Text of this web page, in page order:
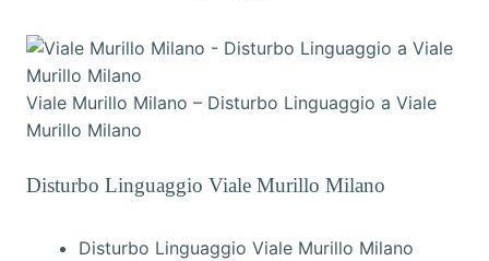
Viale Murillo Milano – Disturbo Linguaggio a Viale
Murillo Milano
Disturbo Linguaggio Viale Murillo Milano
Disturbo Linguaggio Viale Murillo Milano